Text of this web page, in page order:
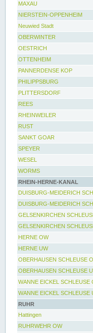
MAXAU
NIERSTEIN-OPPENHEIM
Neuwied Stadt
OBERWINTER
OESTRICH
OTTENHEIM
PANNERDENSE KOP
PHILIPPSBURG
PLITTERSDORF
REES
RHEINWEILER
RUST
SANKT GOAR
SPEYER
WESEL
WORMS
RHEIN-HERNE-KANAL
DUISBURG-MEIDERICH
DUISBURG-MEIDERICH
GELSENKIRCHEN
GELSENKIRCHEN
HERNE OW
HERNE UW
OBERHAUSEN SCHLEUSE
OBERHAUSEN SCHLEUSE
WANNE EICKEL SCHLEUSE
WANNE EICKEL SCHLEUSE
RUHR
Hattingen
RUHRWEHR OW